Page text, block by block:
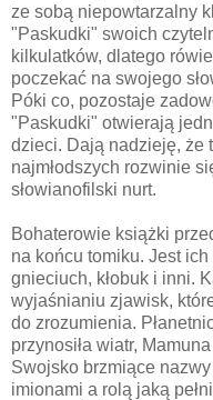
ze sobą niepowtarzalny
"Paskudki" swoich
kilkulatków, dlatego
poczekać na swojego
Póki co, pozostaje
"Paskudki" otwierają
dzieci. Dają nadzieję, że
najmłodszych rozwinie
słowianofilski nurt.
Bohaterowie książki
na końcu tomiku. Jest
gnieciuch, kłobuk i inni.
wyjaśnianiu zjawisk,
do zrozumienia.
przynosiła wiatr,
Swojsko brzmiące
imionami a rolą jaką